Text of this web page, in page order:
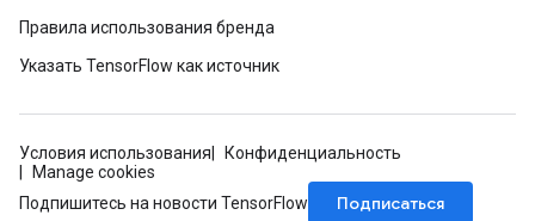
Правила использования бренда
Указать TensorFlow как источник
Условия использования
Конфиденциальность
Manage cookies
Подпишитесь на новости TensorFlow
Подписаться